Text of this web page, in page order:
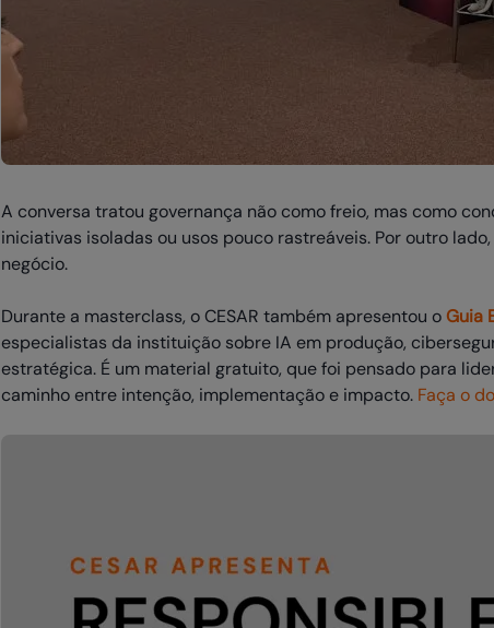
A conversa tratou governança não como freio, mas como
iniciativas isoladas ou usos pouco rastreáveis. Por outro
negócio.
Durante a masterclass, o CESAR também apresentou oGuia
especialistas da instituição sobre IA em produção,
estratégica. É um material gratuito, que foi pensado para
caminho entre intenção, implementação e impacto. Faça o